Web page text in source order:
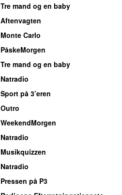
Tre mand og en baby
Aftenvagten
Monte Carlo
PåskeMorgen
Tre mand og en baby
Natradio
Sport på 3’eren
Outro
WeekendMorgen
Natradio
Musikquizzen
Natradio
Pressen på P3